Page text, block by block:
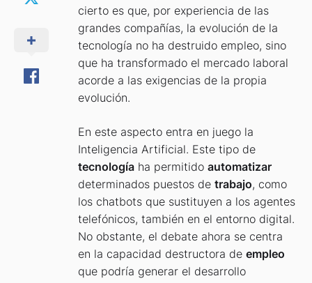
cierto es que, por experiencia de las
grandes compañías, la evolución de la
tecnología no ha destruido empleo, sino
que ha transformado el mercado laboral
acorde a las exigencias de la propia
evolución.
En este aspecto entra en juego la
Inteligencia Artificial. Este tipo de
tecnología ha permitido automatizar
determinados puestos de trabajo, como
los chatbots que sustituyen a los agentes
telefónicos, también en el entorno digital.
No obstante, el debate ahora se centra
en la capacidad destructora de empleo
que podría generar el desarrollo